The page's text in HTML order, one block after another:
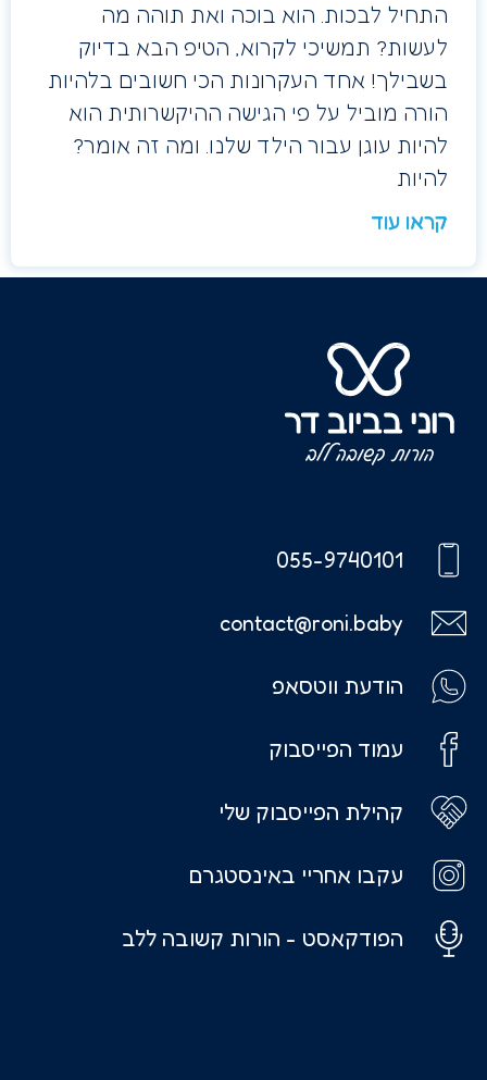
התחיל לבכות. הוא בוכה ואת תוהה מה
לעשות? תמשיכי לקרוא, הטיפ הבא בדיוק
בשבילך! אחד העקרונות הכי חשובים בלהיות
הורה מוביל על פי הגישה ההיקשרותית הוא
להיות עוגן עבור הילד שלנו. ומה זה אומר?
להיות
קראו עוד
055-9740101
contact@roni.baby
הודעת ווטסאפ
עמוד הפייסבוק
קהילת הפייסבוק שלי
עקבו אחריי באינסטגרם
הפודקאסט - הורות קשובה ללב